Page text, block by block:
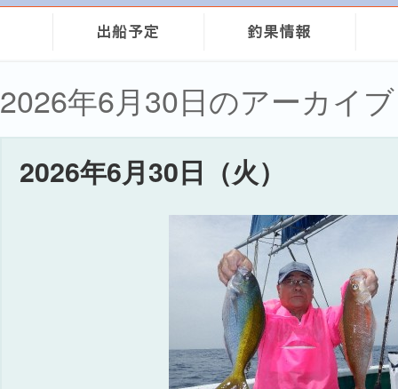
2026年6月30日のアーカイブ
2026年6月30日（火）